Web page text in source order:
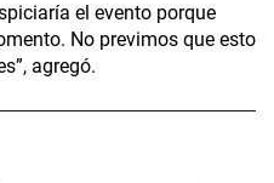
el evento porque
No previmos que esto
agregó.